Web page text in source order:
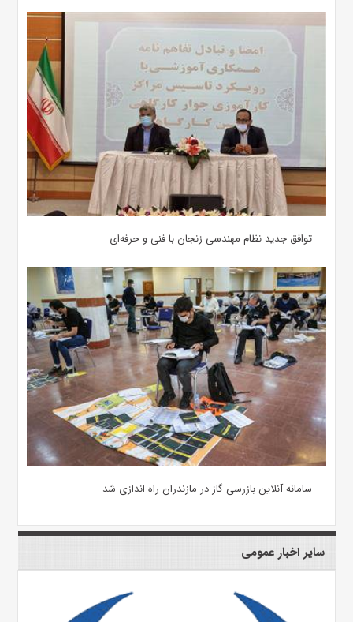
توافق جدید نظام مهندسی زنجان با فنی و حرفه‌ای
سامانه آنلاین بازرسی گاز در مازندران راه اندازی شد
سایر اخبار عمومی